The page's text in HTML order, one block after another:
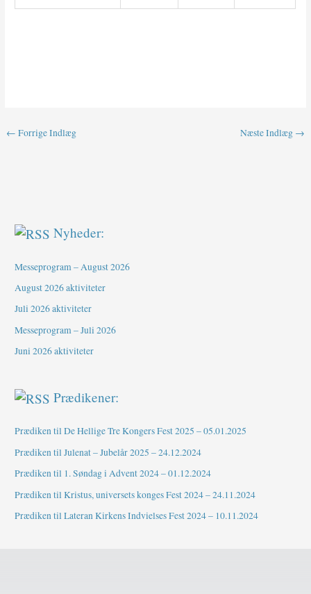
← Forrige Indlæg Næste Indlæg →
Nyheder:
Messeprogram – August 2026
August 2026 aktiviteter
Juli 2026 aktiviteter
Messeprogram – Juli 2026
Juni 2026 aktiviteter
Prædikener:
Prædiken til De Hellige Tre Kongers Fest 2025 – 05.01.2025
Prædiken til Julenat – Jubelår 2025 – 24.12.2024
Prædiken til 1. Søndag i Advent 2024 – 01.12.2024
Prædiken til Kristus, universets konges Fest 2024 – 24.11.2024
Prædiken til Lateran Kirkens Indvielses Fest 2024 – 10.11.2024